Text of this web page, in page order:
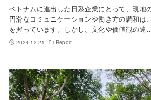
ベトナムに進出した日系企業にとって、現地
円滑なコミュニケーションや働き方の調和は
を握っています。しかし、文化や価値観の違
2024-12-21 Report